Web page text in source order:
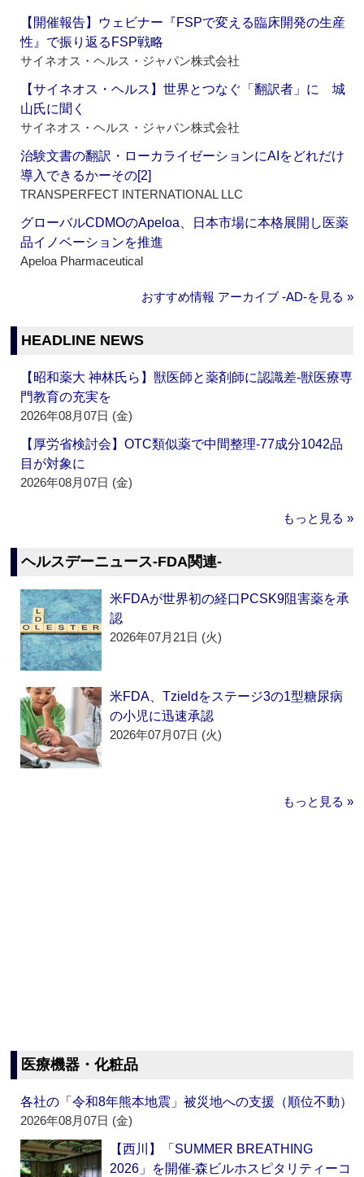
【開催報告】ウェビナー『FSPで変える臨床開発の生産
性』で振り返るFSP戦略
サイネオス・ヘルス・ジャパン株式会社
【サイネオス・ヘルス】世界とつなぐ「翻訳者」に 城
山氏に聞く
サイネオス・ヘルス・ジャパン株式会社
治験文書の翻訳・ローカライゼーションにAIをどれだけ
導入できるかーその[2]
TRANSPERFECT INTERNATIONAL LLC
グローバルCDMOのApeloa、日本市場に本格展開し医薬
品イノベーションを推進
Apeloa Pharmaceutical
おすすめ情報 アーカイブ ‐AD‐を見る »
HEADLINE NEWS
【昭和薬大 神林氏ら】獣医師と薬剤師に認識差‐獣医療専
門教育の充実を
2026年08月07日 (金)
【厚労省検討会】OTC類似薬で中間整理‐77成分1042品
目が対象に
2026年08月07日 (金)
もっと見る »
ヘルスデーニュース‐FDA関連‐
米FDAが世界初の経口PCSK9阻害薬を承
認
2026年07月21日 (火)
米FDA、Tzieldをステージ3の1型糖尿病
の小児に迅速承認
2026年07月07日 (火)
もっと見る »
医療機器・化粧品
各社の「令和8年熊本地震」被災地への支援（順位不動）
2026年08月07日 (金)
【西川】「SUMMER BREATHING
2026」を開催‐森ビルホスピタリティーコ